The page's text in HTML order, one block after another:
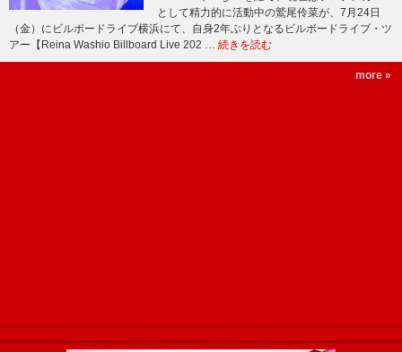
として精力的に活動中の鷲尾伶菜が、7月24日
（金）にビルボードライブ横浜にて、自身2年ぶりとなるビルボードライブ・ツ
アー【Reina Washio Billboard Live 202 … 続きを読む
more »